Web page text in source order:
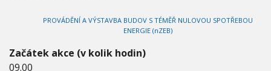
-
2
PROVÁDĚNÍ A VÝSTAVBA BUDOV S TÉMĚŘ NULOVOU SPOTŘEBOU
ENERGIE (nZEB)
Začátek akce (v kolik hodin)
09.00